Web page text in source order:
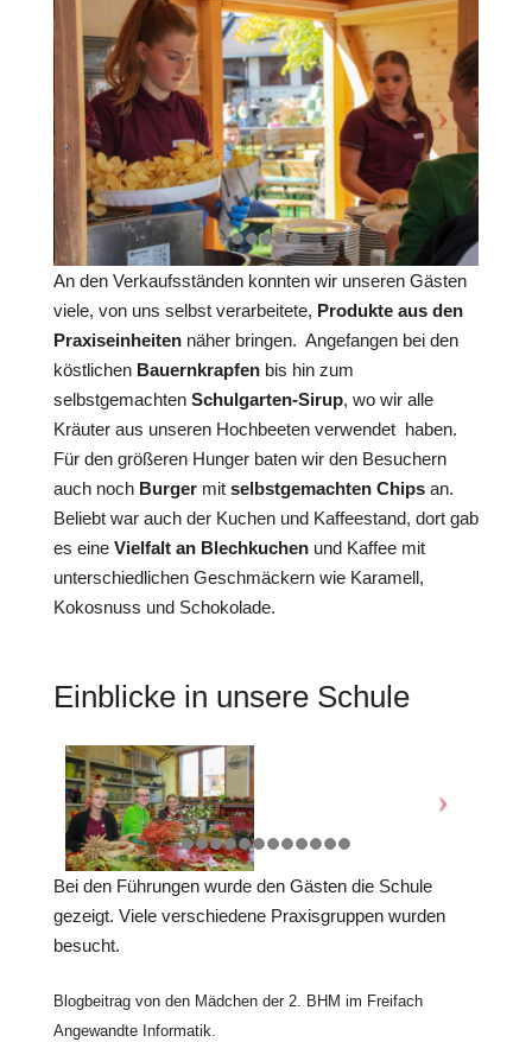
An den Verkaufsständen konnten wir unseren Gästen
viele, von uns selbst verarbeitete, Produkte aus den
Praxiseinheiten näher bringen. Angefangen bei den
köstlichen Bauernkrapfen bis hin zum
selbstgemachten Schulgarten-Sirup, wo wir alle
Kräuter aus unseren Hochbeeten verwendet haben.
Für den größeren Hunger baten wir den Besuchern
auch noch Burger mit selbstgemachten Chips an.
Beliebt war auch der Kuchen und Kaffeestand, dort gab
es eine Vielfalt an Blechkuchen und Kaffee mit
unterschiedlichen Geschmäckern wie Karamell,
Kokosnuss und Schokolade.
Einblicke in unsere Schule
Bei den Führungen wurde den Gästen die Schule
gezeigt. Viele verschiedene Praxisgruppen wurden
besucht.
Blogbeitrag von den Mädchen der 2. BHM im Freifach
Angewandte Informatik.